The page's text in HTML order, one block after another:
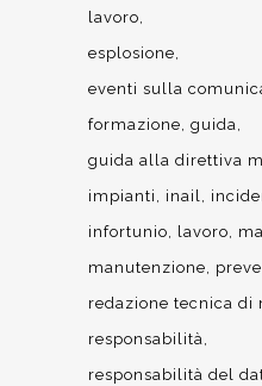
lavoro
esplosione
eventi sulla
formazione guida
guida alla direttiva
impianti
inail
infortunio
lavoro
manutenzione
redazione tecnica di
responsabilità
responsabilità del